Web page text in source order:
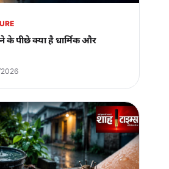
के पीछे क्या है धार्मिक और